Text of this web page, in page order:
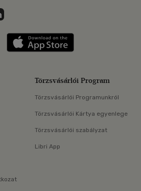
on
Instagramon
Libri a LinkedInen
applikáció Szerezd meg: Google
Törzsvásárlói Program
Törzsvásárlói Programunkról
Törzsvásárlói Kártya egyenlege
Törzsvásárlói szabályzat
Libri App